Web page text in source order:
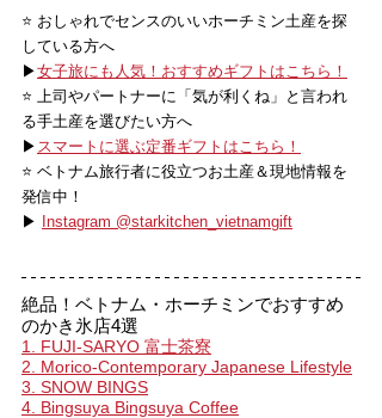
⭐️ おしゃれでセンスのいいホーチミン土産を探
している方へ
▶女子旅にも人気！おすすめギフトはこちら！
⭐️ 上司やパートナーに「気が利くね」と言われ
る手土産を選びたい方へ
▶ スマートに選ぶ定番ギフトはこちら！
⭐️ ベトナム旅行者に役立つお土産＆現地情報を
発信中！
▶
Instagram @starkitchen_vietnamgift
絶品！ベトナム・ホーチミンでおすすめ
のかき氷店4選
1. FUJI-SARYO 富士茶寮
2. Morico-Contemporary Japanese Lifestyle
3. SNOW BINGS
4. Bingsuya Bingsuya Coffee